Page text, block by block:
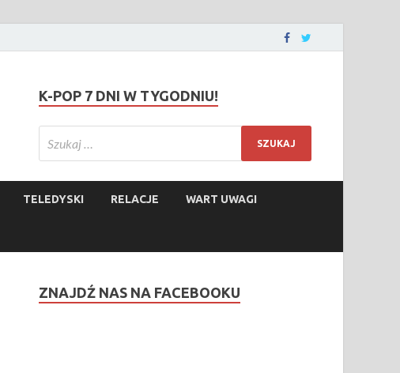
K-POP 7 DNI W TYGODNIU!
TELEDYSKI RELACJE WART UWAGI
ZNAJDŹ NAS NA FACEBOOKU